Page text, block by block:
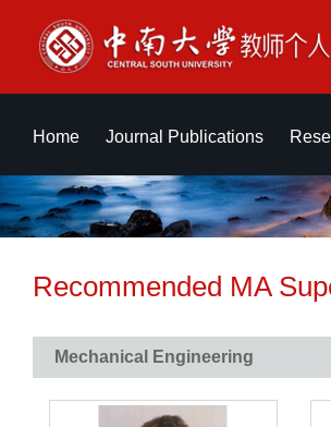
Home Journal Publications
Recommended MA
Mechanical Engineering